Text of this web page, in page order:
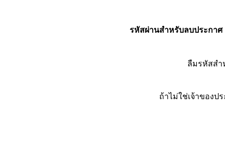
รหัสผ่านสำหรับลบประกาศ
ลืมรหัสส
ถ้าไม่ใช่เจ้าของป